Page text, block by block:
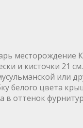
месторождение
и кисточки 21 см.
или
белого цвета
в оттенок